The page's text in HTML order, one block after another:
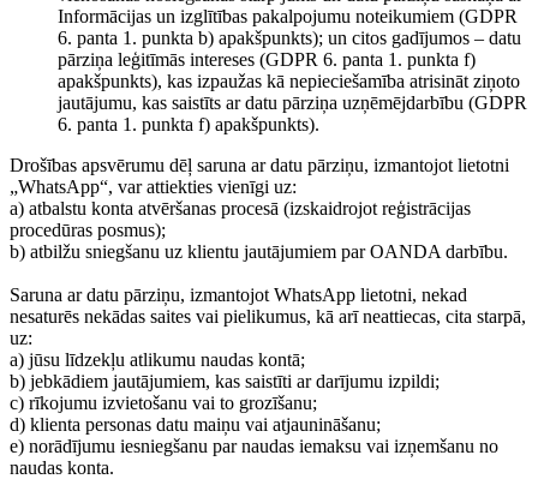
Informācijas un izglītības pakalpojumu noteikumiem (GDPR
6. panta 1. punkta b) apakšpunkts); un citos gadījumos – datu
pārziņa leģitīmās intereses (GDPR 6. panta 1. punkta f)
apakšpunkts), kas izpaužas kā nepieciešamība atrisināt ziņoto
jautājumu, kas saistīts ar datu pārziņa uzņēmējdarbību (GDPR
6. panta 1. punkta f) apakšpunkts).
Drošības apsvērumu dēļ saruna ar datu pārziņu, izmantojot lietotni
„WhatsApp“, var attiekties vienīgi uz:
a) atbalstu konta atvēršanas procesā (izskaidrojot reģistrācijas
procedūras posmus);
b) atbilžu sniegšanu uz klientu jautājumiem par OANDA darbību.
Saruna ar datu pārziņu, izmantojot WhatsApp lietotni, nekad
nesaturēs nekādas saites vai pielikumus, kā arī neattiecas, cita starpā,
uz:
a) jūsu līdzekļu atlikumu naudas kontā;
b) jebkādiem jautājumiem, kas saistīti ar darījumu izpildi;
c) rīkojumu izvietošanu vai to grozīšanu;
d) klienta personas datu maiņu vai atjaunināšanu;
e) norādījumu iesniegšanu par naudas iemaksu vai izņemšanu no
naudas konta.